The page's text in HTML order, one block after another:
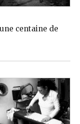
centaine de